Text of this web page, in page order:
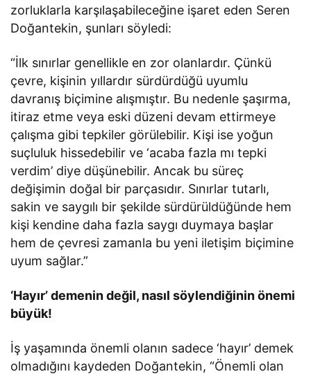
zorluklarla karşılaşabileceğine işaret eden Seren
Doğantekin, şunları söyledi:
“İlk sınırlar genellikle en zor olanlardır. Çünkü
çevre, kişinin yıllardır sürdürdüğü uyumlu
davranış biçimine alışmıştır. Bu nedenle şaşırma,
itiraz etme veya eski düzeni devam ettirmeye
çalışma gibi tepkiler görülebilir. Kişi ise yoğun
suçluluk hissedebilir ve ‘acaba fazla mı tepki
verdim’ diye düşünebilir. Ancak bu süreç
değişimin doğal bir parçasıdır. Sınırlar tutarlı,
sakin ve saygılı bir şekilde sürdürüldüğünde hem
kişi kendine daha fazla saygı duymaya başlar
hem de çevresi zamanla bu yeni iletişim biçimine
uyum sağlar.”
‘Hayır’ demenin değil, nasıl söylendiğinin önemi
büyük!
İş yaşamında önemli olanın sadece ‘hayır’ demek
olmadığını kaydeden Doğantekin, “Önemli olan